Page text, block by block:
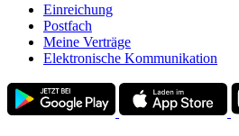
Einreichung
Postfach
Meine Verträge
Elektronische Kommunikation